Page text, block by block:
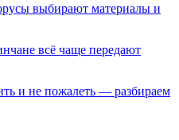
выбирают материалы и
всё чаще передают
и не пожалеть — разбираем